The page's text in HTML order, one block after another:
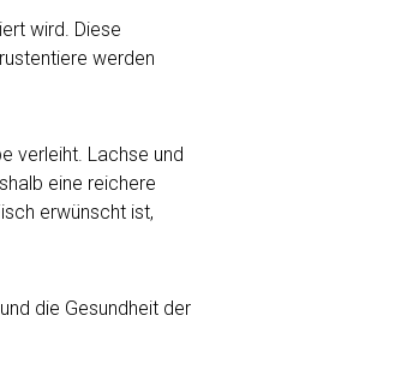
wird. Diese
werden
verleiht. Lachse und
eine reichere
erwünscht ist,
die Gesundheit der